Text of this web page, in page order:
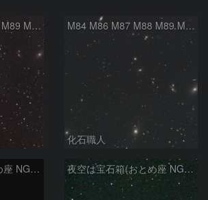
M58 M84 M86 M87 M89 M90 マルカリアンの銀河鎖 おとめ座 かみのけ座 M84 M86 M87 M88 M89 M90 M91 マルカリアンの銀河鎖 おとめ座 かみのけ座
化石職人
夜空は宝石箱(おとめ座 NGC5566) Seestar50 夜空は宝石箱(おとめ座 NGC5746) Seestar50